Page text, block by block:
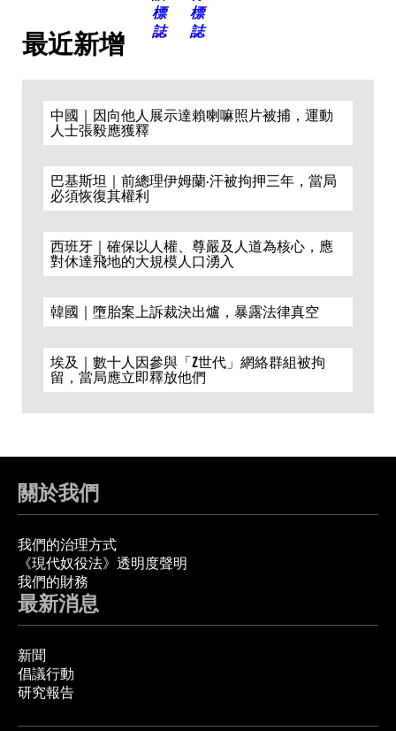
最近新增
中國｜因向他人展示達賴喇嘛照片被捕，運動
人士張毅應獲釋
巴基斯坦｜前總理伊姆蘭·汗被拘押三年，當局
必須恢復其權利
西班牙｜確保以人權、尊嚴及人道為核心，應
對休達飛地的大規模人口湧入
韓國｜墮胎案上訴裁決出爐，暴露法律真空
埃及｜數十人因參與「Z世代」網絡群組被拘
留，當局應立即釋放他們
關於我們
我們的治理方式
《現代奴役法》透明度聲明
我們的財務
最新消息
新聞
倡議行動
研究報告